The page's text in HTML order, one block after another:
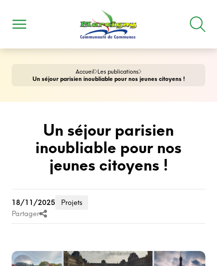
Accueil Les publications
Un séjour parisien inoubliable pour nos jeunes citoyens !
Un séjour parisien
inoubliable pour nos
jeunes citoyens !
18/11/2025
Projets
Partager